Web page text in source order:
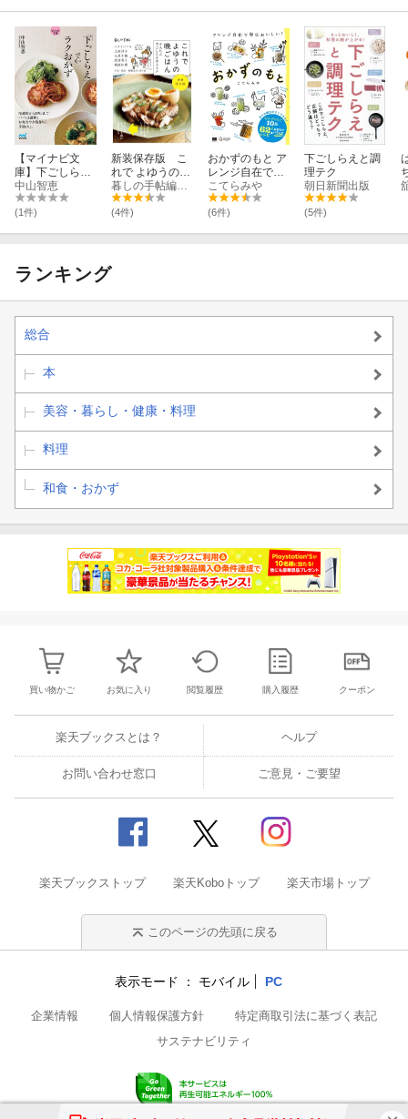
【マイナビ文
庫】下ごしらえ
でラクおかず
中山智恵
(1件)
新装保存版 こ
れで よゆうの晩
ごはん かんた
ん下ごしらえの
ススメ
暮しの手帖編集部
(4件)
おかずのもと ア
レンジ自在で毎
日おいしい！
こてらみや
(6件)
下ごしらえと調
理テク
朝日新聞出版
(5件)
ランキング
総合
本
美容・暮らし・健康・料理
料理
和食・おかず
買い物かご お気に入り 閲覧履歴 購入履歴 クーポン
楽天ブックスとは？ ヘルプ
お問い合わせ窓口 ご意見・ご要望
楽天ブックストップ 楽天Koboトップ 楽天市場トップ
このページの先頭に戻る
表示モード モバイル PC
企業情報 個人情報保護方針
特定商取引法に基づく表記
サステナビリティ